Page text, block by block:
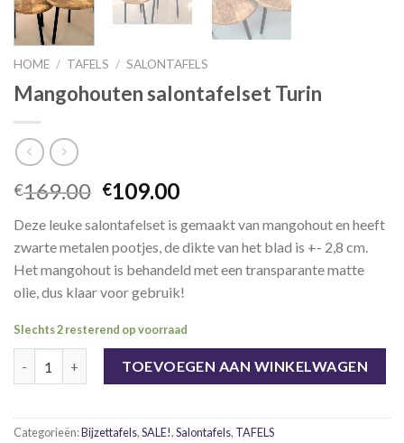
HOME / TAFELS / SALONTAFELS
Mangohouten salontafelset Turin
€169.00 Oorspronkelijke
was:
€169.00.
€109.00Huidige
is:
€109.00.
Deze leuke salontafelset is gemaakt van mangohout en heeft
zwarte metalen pootjes, de dikte van het blad is +- 2,8 cm.
Het mangohout is behandeld met een transparante matte
olie, dus klaar voor gebruik!
Slechts 2 resterend op voorraad
TOEVOEGEN AAN WINKELWAGEN
Categorieën:Bijzettafels,SALE!,Salontafels, TAFELS